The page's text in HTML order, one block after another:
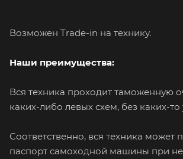
Возможен Trade-in на технику.
Наши преимущества:
Вся техника проходит таможенную
каких-либо левых схем, без каких-то
Соответственно, вся техника может
паспорт самоходной машины при